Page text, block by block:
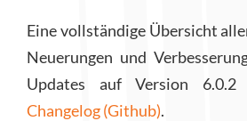
Eine vollständige Übersicht
Neuerungen und
Updates auf Version
Changelog (Github).